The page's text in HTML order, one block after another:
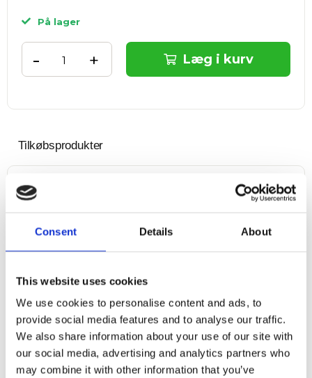
Consent Details About
This website uses cookies
We use cookies to personalise content and ads, to
provide social media features and to analyse our traffic.
We also share information about your use of our site with
our social media, advertising and analytics partners who
may combine it with other information that you’ve
På lager
+
- Læg i kurv
Tilkøbsprodukter
+ Tilføj
ved køb over 999 kr.
Hurtig levering
1–3 hverdage
365 dages returret
Tryg handel